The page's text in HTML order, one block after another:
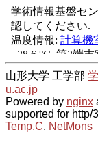
山形大学 工学部
u.ac.jp
Powered by nginx
supported for http/
Temp.C, NetMons